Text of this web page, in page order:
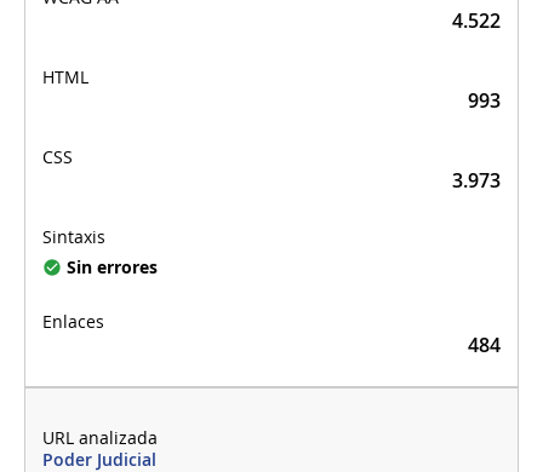
4.522
993
3.973
Sin errores
484
Poder Judicial